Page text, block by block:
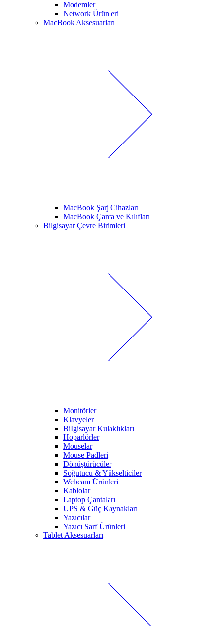
Modemler
Network Ürünleri
MacBook Aksesuarları
MacBook Şarj Cihazları
MacBook Çanta ve Kılıfları
Bilgisayar Çevre Birimleri
Monitörler
Klavyeler
BiIgisayar Kulaklıkları
Hoparlörler
Mouselar
Mouse Padleri
Dönüştürücüler
Soğutucu & Yükselticiler
Webcam Ürünleri
Kablolar
Laptop Çantaları
UPS & Güç Kaynakları
Yazıcılar
Yazıcı Sarf Ürünleri
Tablet Aksesuarları